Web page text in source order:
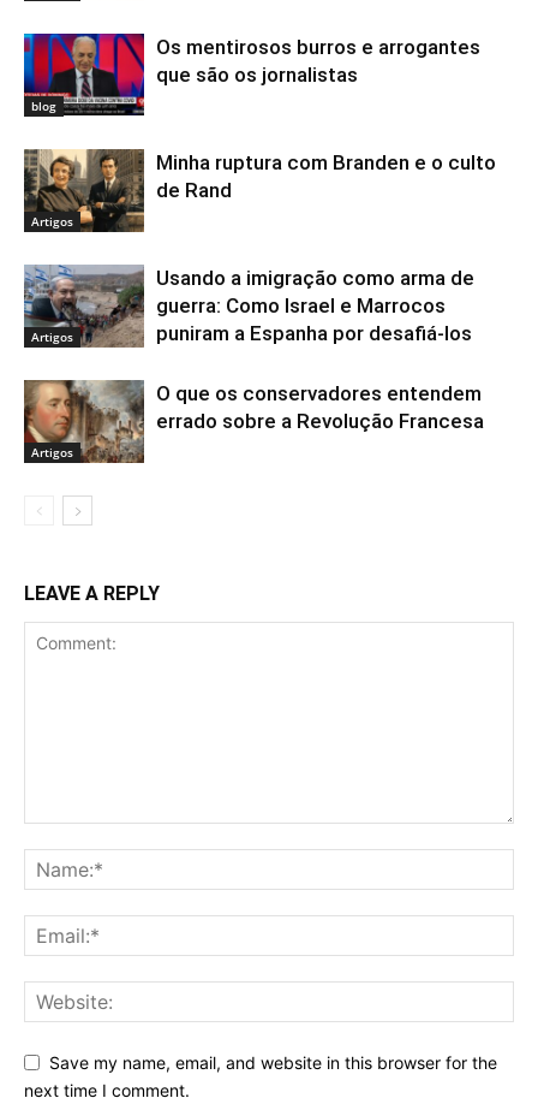
blog
Os mentirosos burros e arrogantes
que são os jornalistas
Artigos
Minha ruptura com Branden e o culto
de Rand
Artigos
Usando a imigração como arma de
guerra: Como Israel e Marrocos
puniram a Espanha por desafiá-los
Artigos
O que os conservadores entendem
errado sobre a Revolução Francesa
LEAVE A REPLY
Save my name, email, and website in this browser for the
next time I comment.